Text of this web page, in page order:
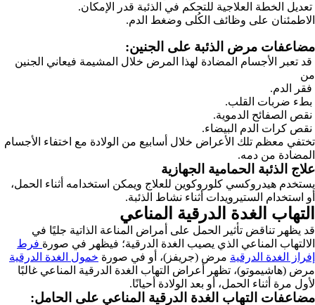
تعديل الخطة العلاجية للتحكم في الذئبة قدر الإمكان.
الاطمئنان على وظائف الكُلى وضغط الدم.
مضاعفات مرض الذئبة على الجنين:
قد تعبر الأجسام المضادة لهذا المرض خلال المشيمة فيعاني الجنين
من
فقر الدم.
بطء ضربات القلب.
نقص الصفائح الدموية.
نقص كرات الدم البيضاء.
تختفي معظم تلك الأعراض خلال أسابيع من الولادة مع اختفاء الأجسام
المضادة من دمه.
علاج الذئبة الحمامية الجهازية
يستخدم هيدروكسي كلوروكوين للعلاج ويمكن استخدامه أثناء الحمل،
أو استخدام الستيرويدات أثناء نشاط الذئبة.
التهاب الغدة الدرقية المناعي
قد يظهر تناقض تأثير الحمل على أمراض المناعة الذاتية جليًا في
الالتهاب المناعي الذي يصيب الغدة الدرقية؛ فيظهر في صورة فرط
إفراز الغدة الدرقية مرض (جريفز)، أو في صورة خمول الغدة الدرقية
مرض (هاشيموتو)، تظهر أعراض التهاب الغدة الدرقية المناعي غالبًا
لأول مرة أثناء الحمل، أو بعد الولادة أحيانًا.
مضاعفات التهاب الغدة الدرقية المناعي على الحامل: